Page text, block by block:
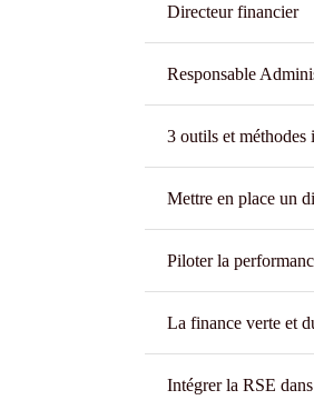
Directeur financier
Responsable
3 outils et méthodes
Mettre en place un
Piloter la
La finance verte et
Intégrer la RSE